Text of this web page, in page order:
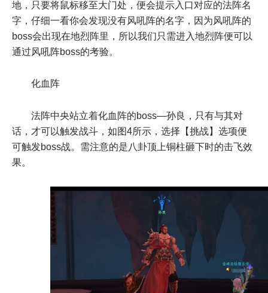
地，只要将鼠标移至大门处，便会提示入口对应的法阵名
字，仔细一看你会发现没有风吼阵的名字，因为风吼阵的
boss会出现在地烈阵里，所以我们只需进入地烈阵便可以
通过风吼阵boss的考验。
化血阵
法阵中央站立着化血阵的boss—孙良，只有与其对
话，才可以触发战斗，如图4所示，选择【挑战】选项便
可触发boss战。需注意的是八卦顶上铜柱砸下时的击飞效
果。